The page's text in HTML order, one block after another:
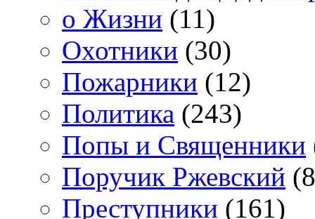
о Жизни (11)
Охотники (30)
Пожарники (12)
Политика (243)
Попы и Священники
Поручик Ржевский
Преступники (161)